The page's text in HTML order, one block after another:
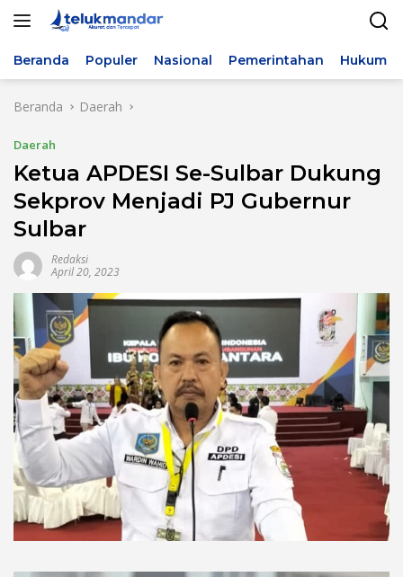
Beranda Populer Nasional Pemerintahan Hukum
Beranda Daerah
Daerah
Ketua APDESI Se-Sulbar Dukung
Sekprov Menjadi PJ Gubernur
Sulbar
Redaksi
April 20, 2023